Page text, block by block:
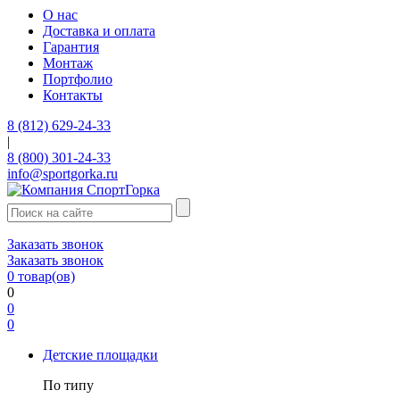
О нас
Доставка и оплата
Гарантия
Монтаж
Портфолио
Контакты
8 (812) 629-24-33
|
8 (800) 301-24-33
info@sportgorka.ru
Заказать звонок
Заказать звонок
0 товар(ов)
0
0
0
Детские площадки
По типу